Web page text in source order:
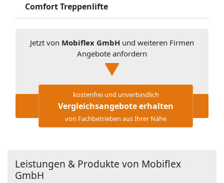
Comfort Treppenlifte
Jetzt von Mobiflex GmbH und weiteren Firmen
Angebote anfordern
kostenfrei und unverbindlich
Vergleichsangebote erhalten
von Fachbetrieben aus Ihrer Nähe
Leistungen & Produkte von Mobiflex
GmbH